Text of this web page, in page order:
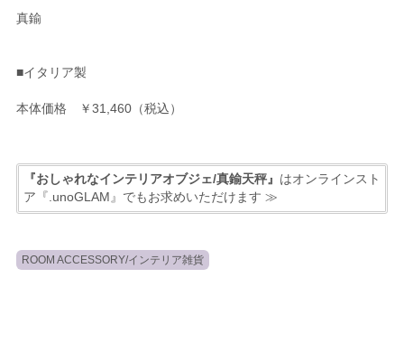
真鍮
■イタリア製
本体価格 ￥31,460（税込）
『おしゃれなインテリアオブジェ/真鍮天秤』 はオンラインスト
ア『.unoGLAM』でもお求めいただけます ≫
ROOM ACCESSORY/インテリア雑貨